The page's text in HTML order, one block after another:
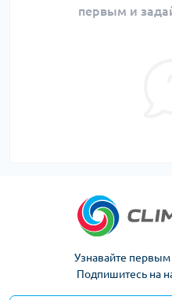
первым и
Узнавайте первым
Подпишитесь на